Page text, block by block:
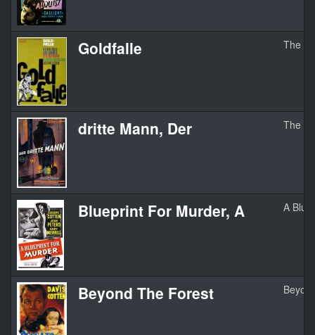
Goldfalle The
dritte Mann, Der The
Blueprint For Murder, A A
Beyond The Forest